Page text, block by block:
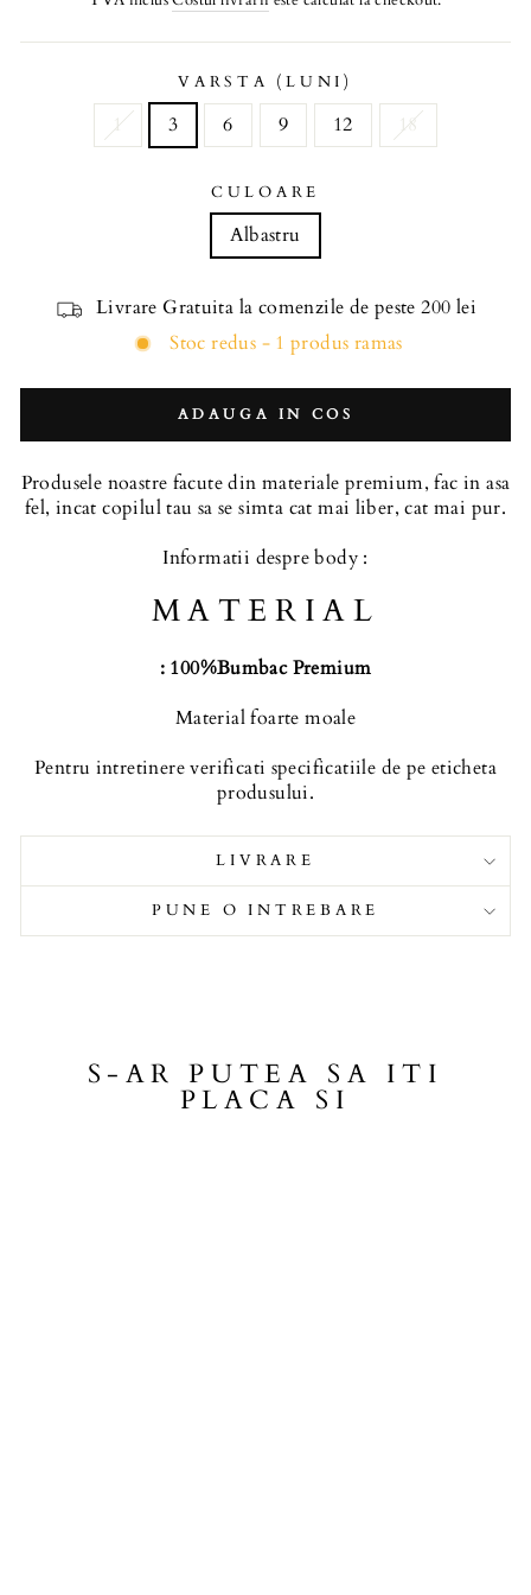
VARSTA (LUNI)
1 3 6 9 12 18
CULOARE
Albastru
Livrare Gratuita la comenzile de peste 200 lei
Stoc redus - 1 produs ramas
ADAUGA IN COS
Produsele noastre facute din materiale premium, fac in asa
fel, incat copilul tau sa se simta cat mai liber, cat mai pur.
Informatii despre body :
MATERIAL
: 100%Bumbac Premium
Material foarte moale
Pentru intretinere verificati specificatiile de pe eticheta
produsului.
LIVRARE
PUNE O INTREBARE
S-AR PUTEA SA ITI
PLACA SI